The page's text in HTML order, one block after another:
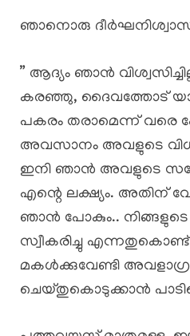
ഞാനൊരു
” ആദ്യം ഞാൻ
കരഞ്ഞു, ദൈവത്തോട്
പകരം തരാമെന്ന് വരെ
അവസാനം അവളുടെ
ഇനി ഞാൻ അവളുടെ
എന്റെ ലക്ഷ്യം. അതിന്
ഞാൻ പോകും..
സ്വീകരിച്ചു
മകൾക്കുവേണ്ടി
ചെയ്തുകൊടുക്കാൻ